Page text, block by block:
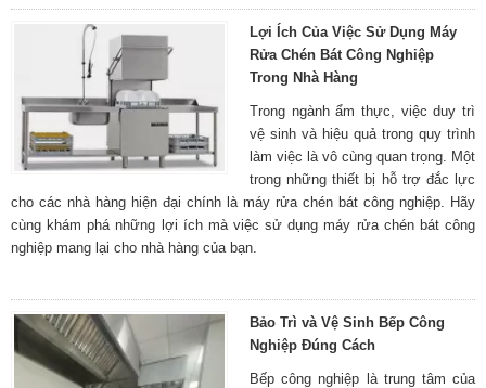
Lợi Ích Của Việc Sử Dụng Máy
Rửa Chén Bát Công Nghiệp
Trong Nhà Hàng
Trong ngành ẩm thực, việc duy trì
vệ sinh và hiệu quả trong quy trình
làm việc là vô cùng quan trọng. Một
trong những thiết bị hỗ trợ đắc lực
cho các nhà hàng hiện đại chính là máy rửa chén bát công nghiệp. Hãy
cùng khám phá những lợi ích mà việc sử dụng máy rửa chén bát công
nghiệp mang lại cho nhà hàng của bạn.
Bảo Trì và Vệ Sinh Bếp Công
Nghiệp Đúng Cách
Bếp công nghiệp là trung tâm của